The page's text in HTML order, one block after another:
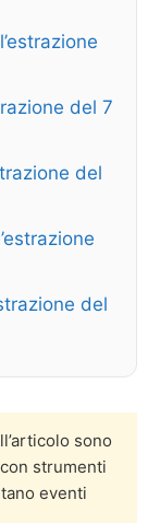
del 7
del
del
sono
strumenti
eventi